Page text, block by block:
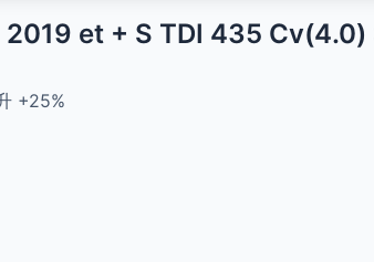
et + S TDI 435 Cv(4.0)
+25%